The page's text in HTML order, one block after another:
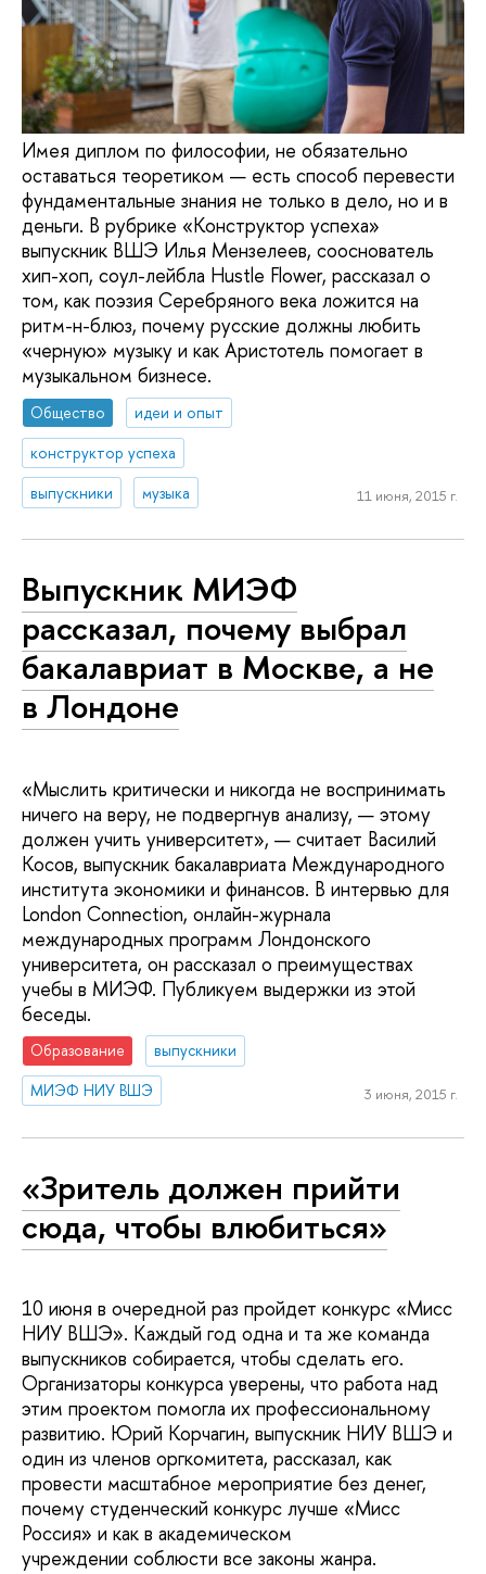
Имея диплом по философии, не обязательно
оставаться теоретиком — есть способ перевести
фундаментальные знания не только в дело, но и в
деньги. В рубрике «Конструктор успеха»
выпускник ВШЭ Илья Мензелеев, сооснователь
хип-хоп, соул-лейбла Hustle Flower, рассказал о
том, как поэзия Серебряного века ложится на
ритм-н-блюз, почему русские должны любить
«черную» музыку и как Аристотель помогает в
музыкальном бизнесе.
Общество
идеи и опыт
конструктор успеха
выпускники
музыка 11 июня, 2015 г.
Выпускник МИЭФ
рассказал, почему выбрал
бакалавриат в Москве, а не
в Лондоне
«Мыслить критически и никогда не воспринимать
ничего на веру, не подвергнув анализу, — этому
должен учить университет», — считает Василий
Косов, выпускник бакалавриата Международного
института экономики и финансов. В интервью для
London Connection, онлайн-журнала
международных программ Лондонского
университета, он рассказал о преимуществах
учебы в МИЭФ. Публикуем выдержки из этой
беседы.
Образование
выпускники
МИЭФ НИУ ВШЭ
3 июня, 2015 г.
«Зритель должен прийти
сюда, чтобы влюбиться»
10 июня в очередной раз пройдет конкурс «Мисс
НИУ ВШЭ». Каждый год одна и та же команда
выпускников собирается, чтобы сделать его.
Организаторы конкурса уверены, что работа над
этим проектом помогла их профессиональному
развитию. Юрий Корчагин, выпускник НИУ ВШЭ и
один из членов оргкомитета, рассказал, как
провести масштабное мероприятие без денег,
почему студенческий конкурс лучше «Мисс
Россия» и как в академическом
учреждении соблюсти все законы жанра.